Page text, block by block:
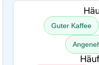
Guter Kaffee